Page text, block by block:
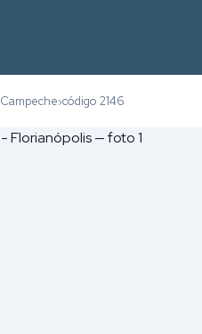
Campeche›código 2146